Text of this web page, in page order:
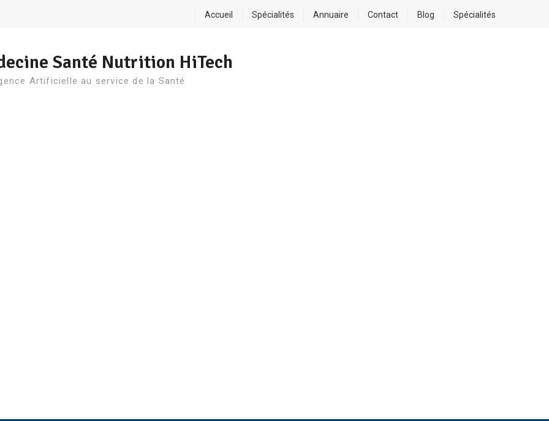
Accueil Spécialités Annuaire Contact Blog Spécialités
Santé Nutrition HiTech
Artificielle au service de la Santé